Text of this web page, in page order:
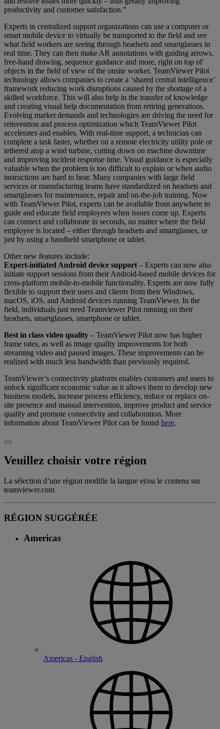
productivity and customer satisfaction.”
Experts in centralized support organizations can use a computer or
smart mobile device to virtually be transported to the field and see
what field workers are seeing through headsets and smartglasses in
real time. They can then make AR annotations with guiding arrows,
free-hand drawing, sequence guidance and more, right on top of
objects in the field of view of the onsite worker. TeamViewer Pilot
technology allows companies to create a ‘shared central intelligence’
framework reducing work disruptions caused by the shortage of a
skilled workforce. This will also help in the transfer of knowledge
and creating visual help documentation from retiring generations.
Evolving market demands and technologies are driving the need for
reinvention and process optimization which TeamViewer Pilot
accelerates and enables. With real-time support, a technician can
complete a task faster, whether on a remote electricity utility pole or
tethered atop a wind turbine, cutting down on machine downtime
and improving incident response time. Visual guidance is especially
valuable when the problem is too difficult to explain or when audio
instructions are hard to hear. Many companies with large field
services or manufacturing teams have standardized on headsets and
smartglasses for maintenance, repair and on-the-job training. Now
with TeamViewer Pilot, experts can be available from anywhere to
guide and educate field employees when issues come up. Experts
can connect and collaborate in seconds, no matter where the field
employee is located – either through headsets and smartglasses, or
just by using a handheld smartphone or tablet.
Other new features include:
Expert-initiated Android device support – Experts can now also
initiate support sessions from their Android-based mobile devices for
cross-platform mobile-to-mobile functionality. Experts are now fully
flexible to support their users and clients from their Windows,
macOS, iOS, and Android devices running TeamViewer. In the
field, individuals just need Teamviewer Pilot running on their
headsets, smartglasses, smartphone or tablet.
Best in class video quality – TeamViewer Pilot now has higher
frame rates, as well as image quality improvements for both
streaming video and paused images. These improvements can be
realized with much less bandwidth than previously required.
TeamViewer’s connectivity platform enables customers and users to
unlock significant economic value as it allows them to develop new
business models, increase process efficiency, reduce or replace on-
site presence and manual intervention, improve product and service
quality and promote connectivity and collaboration. More
information about TeamViewer Pilot can be found here.
Veuillez choisir votre région
La sélection d’une région modifie la langue et/ou le contenu sur
teamviewer.com
RÉGION SUGGÉRÉE
Americas
Americas - English